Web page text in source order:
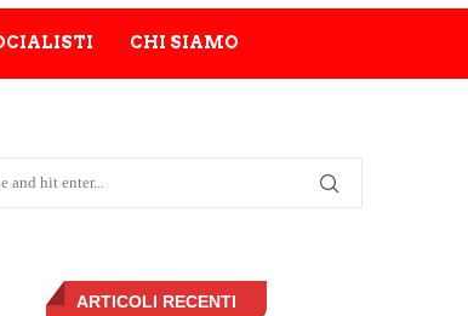
CHI SIAMO
ARTICOLI RECENTI